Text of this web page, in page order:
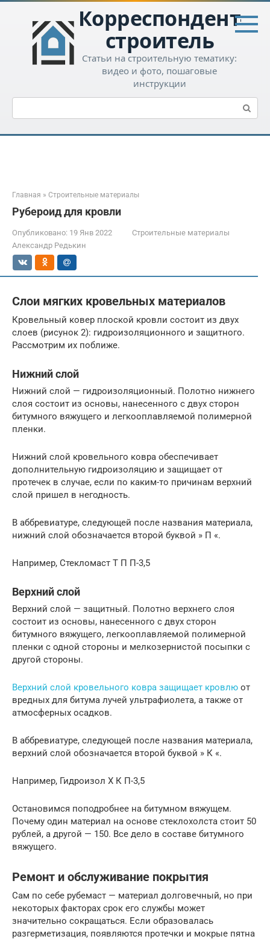
Перейти
контенту
Корреспондент-
строитель
Статьи на строительную тематику:
видео и фото, пошаговые
инструкции
Поиск:
Главная » Строительные материалы
Рубероид для кровли
Опубликовано: 19 Янв 2022
Строительные материалы
Александр Редькин
Слои мягких кровельных материалов
Кровельный ковер плоской кровли состоит из двух
слоев (рисунок 2): гидроизоляционного и защитного.
Рассмотрим их поближе.
Нижний слой
Нижний слой — гидроизоляционный. Полотно нижнего
слоя состоит из основы, нанесенного с двух сторон
битумного вяжущего и легкооплавляемой полимерной
пленки.
Нижний слой кровельного ковра обеспечивает
дополнительную гидроизоляцию и защищает от
протечек в случае, если по каким-то причинам верхний
слой пришел в негодность.
В аббревиатуре, следующей после названия материала,
нижний слой обозначается второй буквой » П «.
Например, Стекломаст Т П П-3,5
Верхний слой
Верхний слой — защитный. Полотно верхнего слоя
состоит из основы, нанесенного с двух сторон
битумного вяжущего, легкооплавляемой полимерной
пленки с одной стороны и мелкозернистой посыпки с
другой стороны.
Верхний слой кровельного ковра защищает кровлю от
вредных для битума лучей ультрафиолета, а также от
атмосферных осадков.
В аббревиатуре, следующей после названия материала,
верхний слой обозначается второй буквой » К «.
Например, Гидроизол Х К П-3,5
Остановимся поподробнее на битумном вяжущем.
Почему один материал на основе стеклохолста стоит 50
рублей, а другой — 150. Все дело в составе битумного
вяжущего.
Ремонт и обслуживание покрытия
Сам по себе рубемаст — материал долговечный, но при
некоторых факторах срок его службы может
значительно сокращаться. Если образовалась
разгерметизация, появляются протечки и мокрые пятна